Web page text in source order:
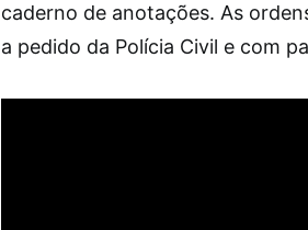
caderno de anotações. As
a pedido da Polícia Civil e com